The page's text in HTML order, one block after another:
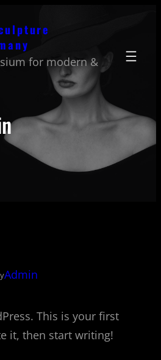
for modern &
Admin
This is your first
it, then start writing!